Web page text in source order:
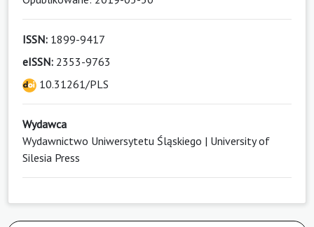
ISSN: 1899-9417
eISSN: 2353-9763
10.31261/PLS
Wydawca
Wydawnictwo Uniwersytetu Śląskiego | University of
Silesia Press